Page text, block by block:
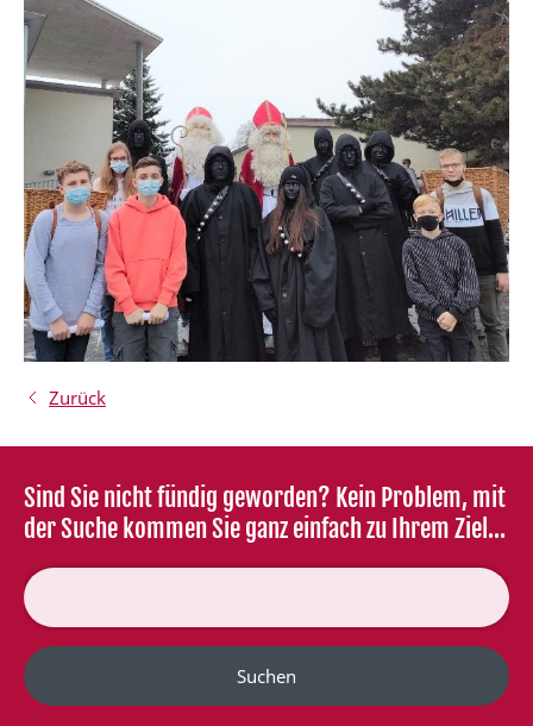
Zurück
Sind Sie nicht fündig geworden? Kein Problem, mit
der Suche kommen Sie ganz einfach zu Ihrem Ziel...
Suchen